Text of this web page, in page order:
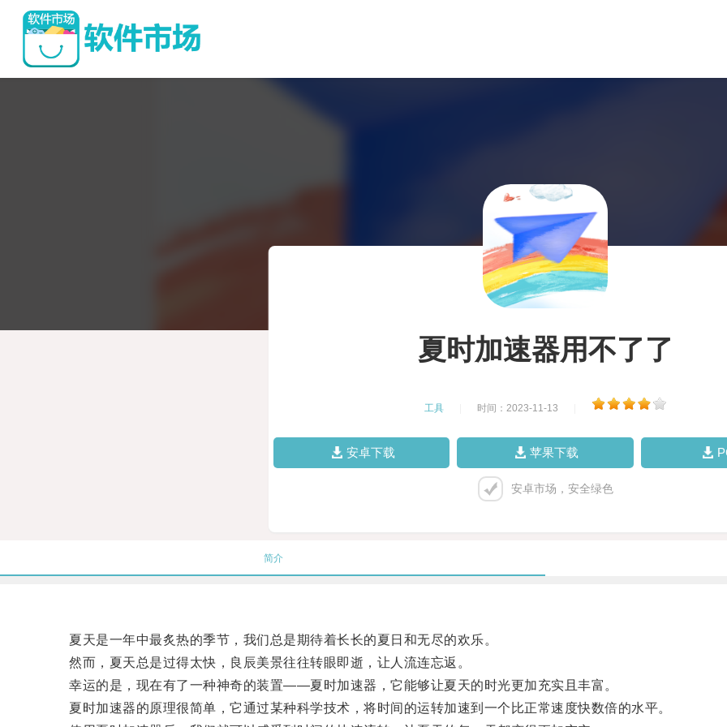
夏时加速器用不了了
工具 时间：2023-11-13
安卓下载 苹果下载
安卓市场，安全绿色
简介
夏天是一年中最炙热的季节，我们总是期待着长长的夏日和无尽的欢乐。
然而，夏天总是过得太快，良辰美景往往转眼即逝，让人流连忘返。
幸运的是，现在有了一种神奇的装置——夏时加速器，它能够让夏天的时光更加充实且丰富。
夏时加速器的原理很简单，它通过某种科学技术，将时间的运转加速到一个比正常速度快数倍的水平。